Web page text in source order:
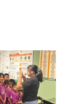
2+
大陸